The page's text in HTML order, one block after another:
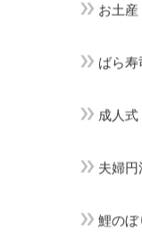
お土産
ばら寿
成人
夫婦
鯉のぼ